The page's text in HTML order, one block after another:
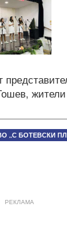
„С БОТЕВСКИ
РЕКЛАМА